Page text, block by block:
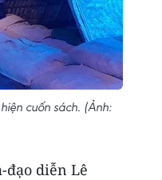
cuốn sách. (Ảnh:
đạo diễn Lê